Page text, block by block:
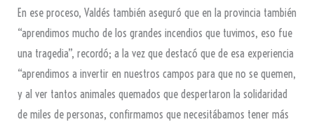
En ese proceso, Valdés también aseguró que en la provincia también
“aprendimos mucho de los grandes incendios que tuvimos, eso fue
una tragedia”, recordó; a la vez que destacó que de esa experiencia
“aprendimos a invertir en nuestros campos para que no se quemen,
y al ver tantos animales quemados que despertaron la solidaridad
de miles de personas, confirmamos que necesitábamos tener más